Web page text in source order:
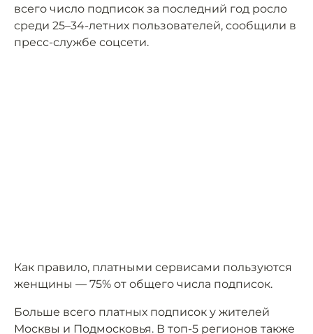
всего число подписок за последний год росло
среди 25–34-летних пользователей, сообщили в
пресс-службе соцсети.
Как правило, платными сервисами пользуются
женщины –– 75% от общего числа подписок.
Больше всего платных подписок у жителей
Москвы и Подмосковья. В топ-5 регионов также